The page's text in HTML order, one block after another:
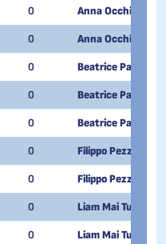
0 Anna Occhi
0 Anna Occhi
0 Beatrice Paglia
0 Beatrice Paglia
0 Beatrice Paglia
0 Filippo Pezzoni
0 Filippo Pezzoni
0 Liam Mai Tuan
0 Liam Mai Tuan